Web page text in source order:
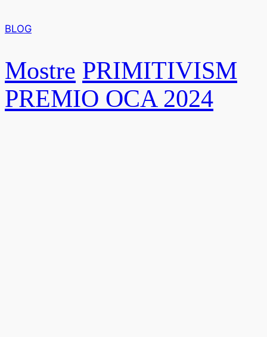
BLOG
Mostre PRIMITIVISM
PREMIO OCA 2024